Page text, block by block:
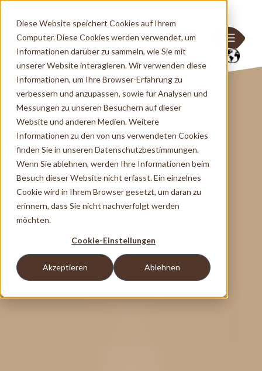
Diese Website speichert Cookies auf Ihrem
Computer. Diese Cookies werden verwendet, um
Informationen darüber zu sammeln, wie Sie mit
unserer Website interagieren. Wir verwenden diese
Informationen, um Ihre Browser-Erfahrung zu
verbessern und anzupassen, sowie für Analysen und
Messungen zu unseren Besuchern auf dieser
Website und anderen Medien. Weitere
Informationen zu den von uns verwendeten Cookies
finden Sie in unseren Datenschutzbestimmungen.
Wenn Sie ablehnen, werden Ihre Informationen beim
Besuch dieser Website nicht erfasst. Ein einzelnes
Cookie wird in Ihrem Browser gesetzt, um daran zu
erinnern, dass Sie nicht nachverfolgt werden
möchten.
Cookie-Einstellungen
Akzeptieren Ablehnen